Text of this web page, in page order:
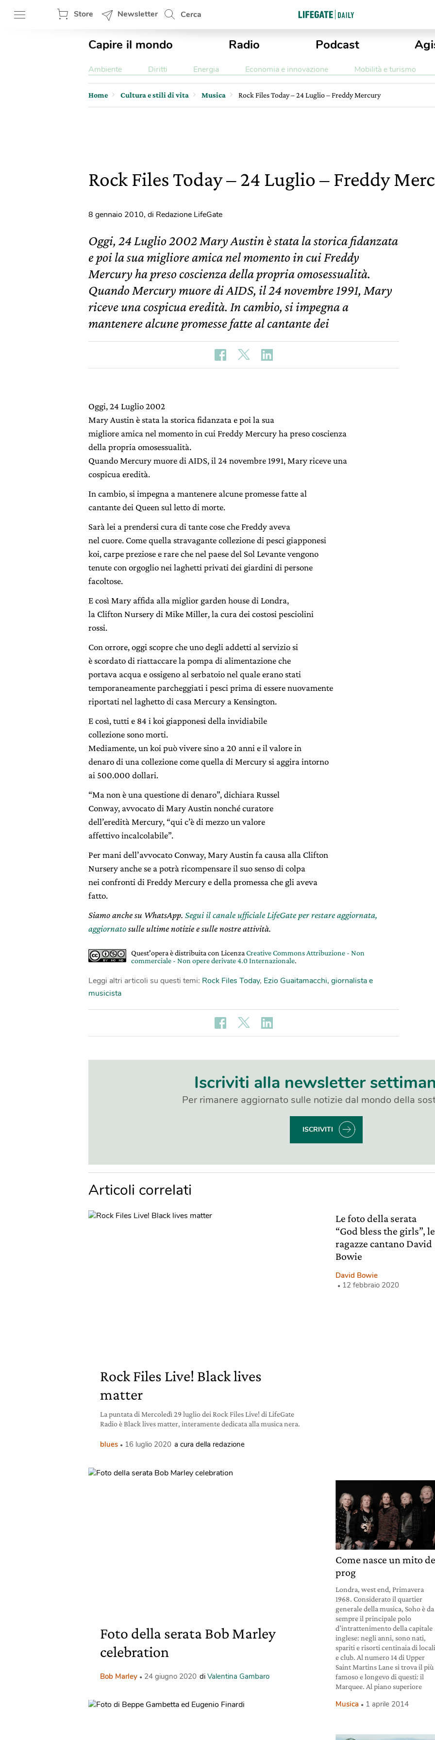
Store Newsletter Cerca
Capire il mondo Radio Podcast
Ambiente Diritti Energia Economia e innovazione Mobilità e turismo
Home Cultura e stili di vita Musica Rock Files Today – 24 Luglio – Freddy Mercury
Rock Files Today – 24 Luglio – Freddy
8 gennaio 2010, di Redazione LifeGate
Oggi, 24 Luglio 2002 Mary Austin è stata la storica fidanzata
e poi la sua migliore amica nel momento in cui Freddy
Mercury ha preso coscienza della propria omosessualità.
Quando Mercury muore di AIDS, il 24 novembre 1991, Mary
riceve una cospicua eredità. In cambio, si impegna a
mantenere alcune promesse fatte al cantante dei
Oggi, 24 Luglio 2002
Mary Austin è stata la storica fidanzata e poi la sua
migliore amica nel momento in cui Freddy Mercury ha preso coscienza
della propria omosessualità.
Quando Mercury muore di AIDS, il 24 novembre 1991, Mary riceve una
cospicua eredità.
In cambio, si impegna a mantenere alcune promesse fatte al
cantante dei Queen sul letto di morte.
Sarà lei a prendersi cura di tante cose che Freddy aveva
nel cuore. Come quella stravagante collezione di pesci giapponesi
koi, carpe preziose e rare che nel paese del Sol Levante vengono
tenute con orgoglio nei laghetti privati dei giardini di persone
facoltose.
E così Mary affida alla miglior garden house di Londra,
la Clifton Nursery di Mike Miller, la cura dei costosi pesciolini
rossi.
Con orrore, oggi scopre che uno degli addetti al servizio si
è scordato di riattaccare la pompa di alimentazione che
portava acqua e ossigeno al serbatoio nel quale erano stati
temporaneamente parcheggiati i pesci prima di essere nuovamente
riportati nel laghetto di casa Mercury a Kensington.
E così, tutti e 84 i koi giapponesi della invidiabile
collezione sono morti.
Mediamente, un koi può vivere sino a 20 anni e il valore in
denaro di una collezione come quella di Mercury si aggira intorno
ai 500.000 dollari.
“Ma non è una questione di denaro”, dichiara Russel
Conway, avvocato di Mary Austin nonché curatore
dell’eredità Mercury, “qui c’è di mezzo un valore
affettivo incalcolabile”.
Per mani dell’avvocato Conway, Mary Austin fa causa alla Clifton
Nursery anche se a potrà ricompensare il suo senso di colpa
nei confronti di Freddy Mercury e della promessa che gli aveva
fatto.
Siamo anche su WhatsApp. Segui il canale ufficiale LifeGate per restare aggiornata,
aggiornatosulle ultime notizie e sulle nostre attività.
Quest'opera è distribuita con Licenza Creative Commons Attribuzione - Non
commerciale - Non opere derivate 4.0 Internazionale.
Leggi altri articoli su questi temi: Rock Files Today, Ezio Guaitamacchi, giornalista e
musicista
Iscriviti alla newsletter
Per rimanere aggiornato sulle notizie dal mondo della
ISCRIVITI
Articoli correlati
Rock Files Live! Black lives
matter
La puntata di Mercoledì 29 luglio dei Rock Files Live! di LifeGate
Radio è Black lives matter, interamente dedicata alla musica nera.
blues 16 luglio 2020 a cura della redazione
Foto della serata Bob Marley
celebration
Bob Marley 24 giugno 2020 di Valentina Gambaro
Le foto della serata
“God bless the girls”, le
ragazze cantano David
Bowie
David Bowie
12 febbraio 2020
Come nasce un mito
prog
Londra, west end, Primavera
1968. Considerato il quartier
generale della musica, Soho è da
sempre il principale polo
d’intrattenimento della capitale
inglese: negli anni, sono nati,
spariti e risorti centinaia di
e club. Al numero 14 di Upper
Saint Martins Lane si trova il più
famoso e longevo di questi: il
Marquee. Al piano superiore
Musica 1 aprile 2014